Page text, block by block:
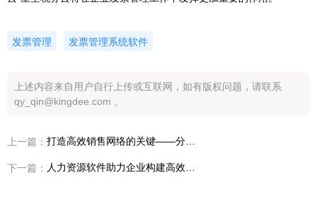
发票管理 发票管理系统软件
上述内容来自用户自行上传或互联网，如有版权问题，请联系
qy_qin@kingdee.com 。
上一篇：
下一篇：